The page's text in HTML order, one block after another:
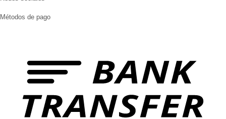
Métodos de pago